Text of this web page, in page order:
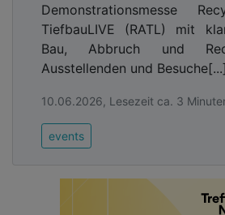
Demonstrationsmesse
TiefbauLIVE (RATL) mit
Bau, Abbruch und
Ausstellenden und Besuche[...]
10.06.2026, Lesezeit ca. 3
events